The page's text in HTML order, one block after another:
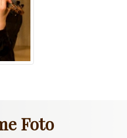
Foto